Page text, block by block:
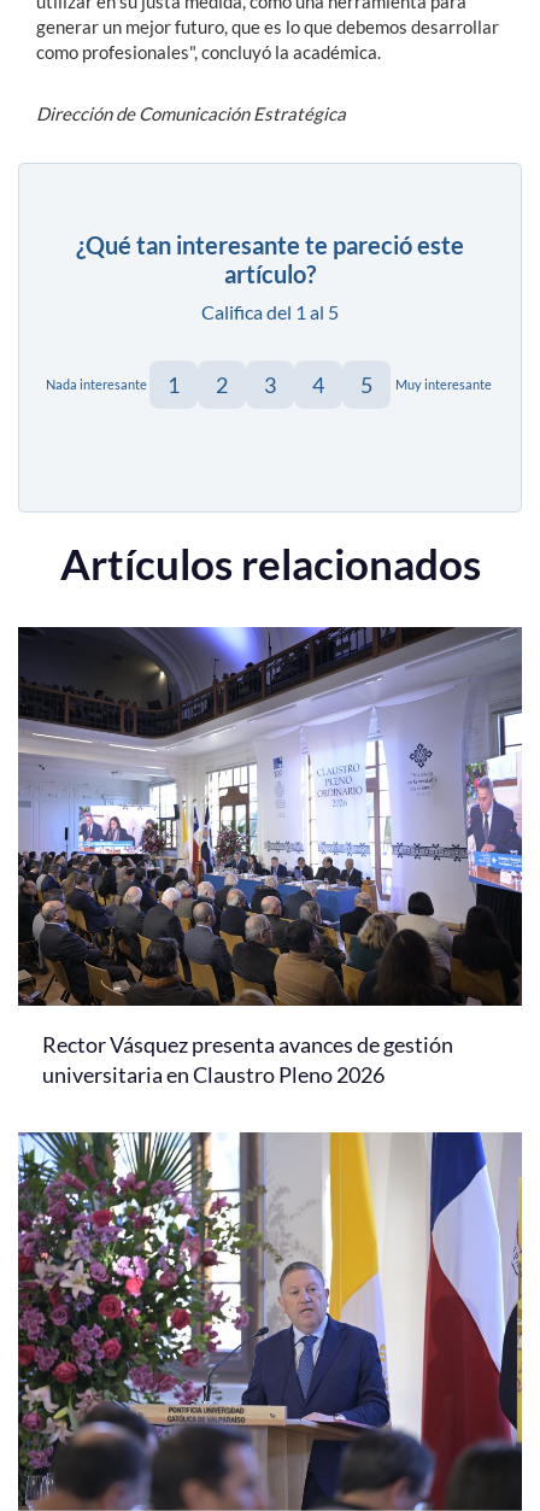
generar un mejor futuro, que es lo que debemos desarrollar
como profesionales", concluyó la académica.
Dirección de Comunicación Estratégica
¿Qué tan interesante te pareció este
artículo?
Califica del 1 al 5
Nada interesante 1 2 3 4 5 Muy interesante
Artículos relacionados
Rector Vásquez presenta avances de gestión
universitaria en Claustro Pleno 2026